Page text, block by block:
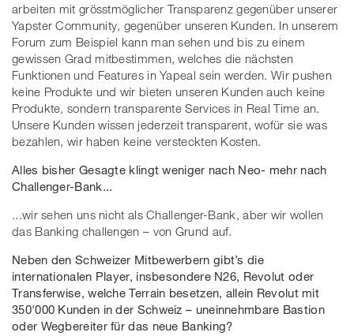
arbeiten mit grösstmöglicher Transparenz gegenüber unserer
Yapster Community, gegenüber unseren Kunden. In unserem
Forum zum Beispiel kann man sehen und bis zu einem
gewissen Grad mitbestimmen, welches die nächsten
Funktionen und Features in Yapeal sein werden. Wir pushen
keine Produkte und wir bieten unseren Kunden auch keine
Produkte, sondern transparente Services in Real Time an.
Unsere Kunden wissen jederzeit transparent, wofür sie was
bezahlen, wir haben keine versteckten Kosten.
Alles bisher Gesagte klingt weniger nach Neo- mehr nach
Challenger-Bank...
...wir sehen uns nicht als Challenger-Bank, aber wir wollen
das Banking challengen – von Grund auf.
Neben den Schweizer Mitbewerbern gibt’s die
internationalen Player, insbesondere N26, Revolut oder
Transferwise, welche Terrain besetzen, allein Revolut mit
350'000 Kunden in der Schweiz – uneinnehmbare Bastion
oder Wegbereiter für das neue Banking?